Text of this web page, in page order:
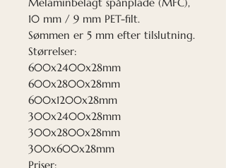
10 mm / 9 mm PET-filt.
Sømmen er 5 mm efter tilslutning.
Størrelser:
600x2400x28mm
600x2800x28mm
600x1200x28mm
300x2400x28mm
300x2800x28mm
300x600x28mm
Priser: